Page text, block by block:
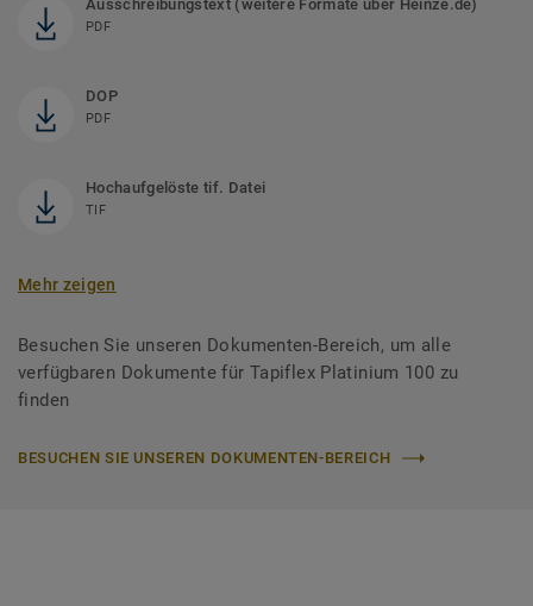
Ausschreibungstext (weitere Formate über Heinze.de)
PDF
DOP
PDF
Hochaufgelöste tif. Datei
TIF
Mehr zeigen
Besuchen Sie unseren Dokumenten-Bereich, um alle
verfügbaren Dokumente für Tapiflex Platinium 100 zu
finden
BESUCHEN SIE UNSEREN DOKUMENTEN-BEREICH